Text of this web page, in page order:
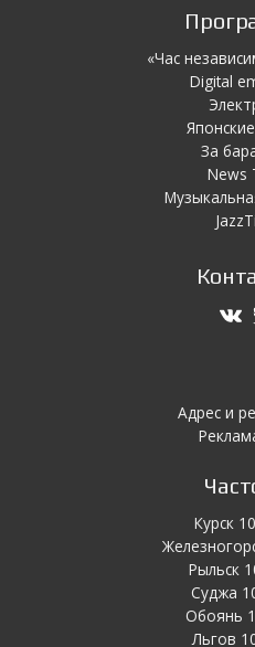
«Час
Digital
За
News
Адрес и
Курск
Рыльск
Суджа
Обоянь
Льгов